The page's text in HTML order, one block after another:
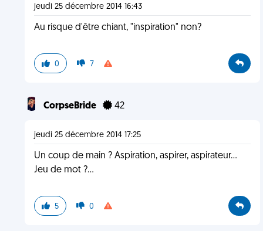
jeudi 25 décembre 2014 16:43
Au risque d'être chiant, "inspiration" non?
0 7
CorpseBride 42
jeudi 25 décembre 2014 17:25
Un coup de main ? Aspiration, aspirer, aspirateur...
Jeu de mot ?...
5 0